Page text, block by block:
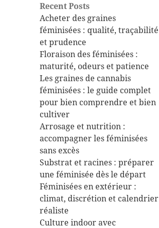
Recent Posts
Acheter des graines
féminisées : qualité, traçabilité
et prudence
Floraison des féminisées :
maturité, odeurs et patience
Les graines de cannabis
féminisées : le guide complet
pour bien comprendre et bien
cultiver
Arrosage et nutrition :
accompagner les féminisées
sans excès
Substrat et racines : préparer
une féminisée dès le départ
Féminisées en extérieur :
climat, discrétion et calendrier
réaliste
Culture indoor avec